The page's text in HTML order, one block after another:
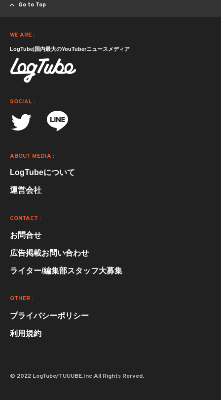
Go to Top
WE ARE :
LogTube|国内最大のYouTuberニュースメディア
SOCIAL :
ABOUT MEDIA :
LogTubeについて
運営会社
CONTACT :
お問合せ
広告掲載お問い合わせ
ライター/編集部スタッフ大募集
OTHER :
プライバシーポリシー
利用規約
© 2022 LogTube/TUUUBE,Inc.All Rights Rerved.